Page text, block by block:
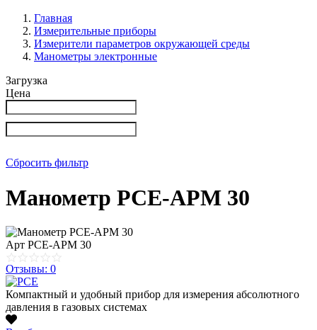
Главная
Измерительные приборы
Измерители параметров окружающей среды
Манометры электронные
Загрузка
Цена
Сбросить фильтр
Манометр PCE-APM 30
Арт PCE-APM 30
Отзывы: 0
Компактный и удобный прибор для измерения абсолютного
давления в газовых системах